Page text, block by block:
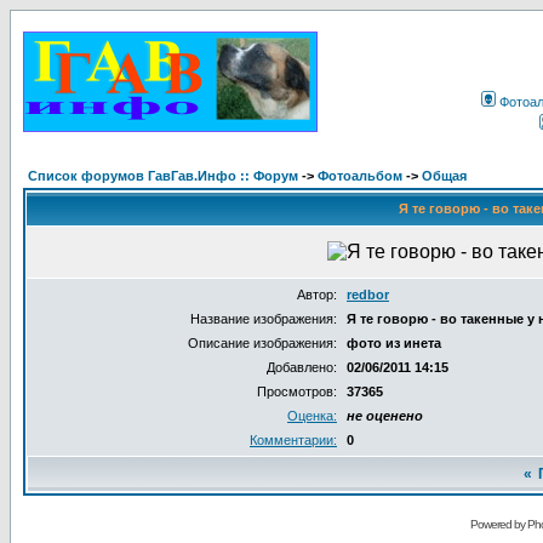
Список форумов ГавГав.Инфо :: Форум -> Фотоальбом -> Общая
Я те говорю - во
Автор:
redbor
Название изображения:
Я те говорю - во такенные у
Описание изображения:
фото из инета
Добавлено:
02/06/2011 14:15
Просмотров:
37365
Оценка:
не оценено
Комментарии:
0
«
Powered by